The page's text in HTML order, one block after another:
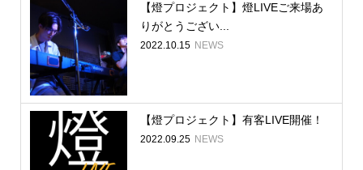
【燈プロジェクト】燈LIVEご来場あ
りがとうござい...
2022.10.15 NEWS
【燈プロジェクト】有客LIVE開催！
2022.09.25 NEWS